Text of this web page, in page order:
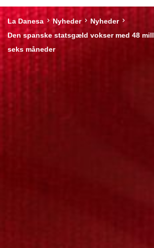
La Danesa Nyheder
Nyheder
Den spanske statsgæld vokser med 48
seks måneder